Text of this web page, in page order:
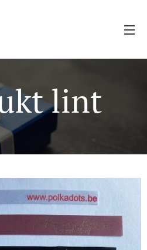
lint